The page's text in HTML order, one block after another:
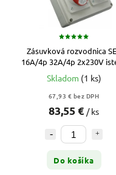
Zásuvková rozvodnica
16A/4p 32A/4p 2x230V
- ROS-I 1602
Skladom (1 ks)
67,93 € bez DPH
83,55 € / ks
Do košíka